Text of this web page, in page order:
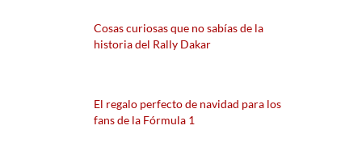
Cosas curiosas que no sabías de la
historia del Rally Dakar
El regalo perfecto de navidad para los
fans de la Fórmula 1